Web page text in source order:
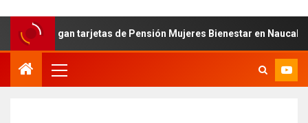
tarjetas de Pensión Mujeres Bienestar en Naucalpan